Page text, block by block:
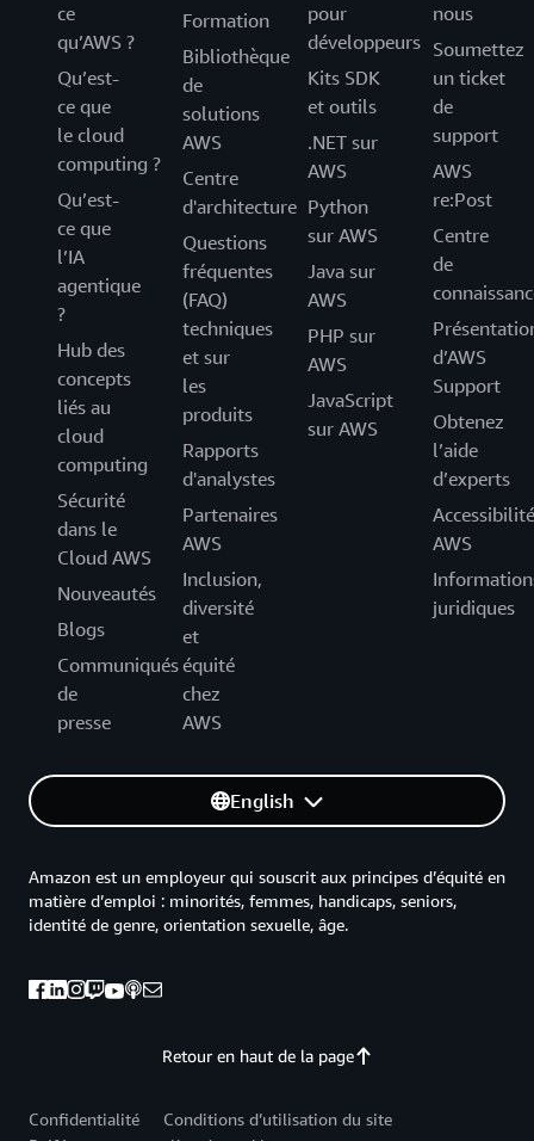
ce
qu’AWS ?
Qu’est-
ce que
le cloud
computing ?
Qu’est-
ce que
l’IA
agentique
?
Hub des
concepts
liés au
cloud
computing
Sécurité
dans le
Cloud AWS
Nouveautés
Blogs
Communiqués
de
presse
Formation
Bibliothèque
de
solutions
AWS
Centre
d'architecture
Questions
fréquentes
(FAQ)
techniques
et sur
les
produits
Rapports
d'analystes
Partenaires
AWS
Inclusion,
diversité
et
équité
chez
AWS
pour
développeurs
Kits SDK
et outils
.NET sur
AWS
Python
sur AWS
Java sur
AWS
PHP sur
AWS
JavaScript
sur AWS
nous
Soumettez
un ticket
de
support
AWS
re:Post
Centre
de
d’AWS
Support
Obtenez
l’aide
d’experts
Accessibilité
AWS
juridiques
English
Retour en haut de la page
Amazon est un employeur qui souscrit aux principes d’équité en
matière d’emploi : minorités, femmes, handicaps, seniors,
identité de genre, orientation sexuelle, âge.
Confidentialité
Conditions d’utilisation du site